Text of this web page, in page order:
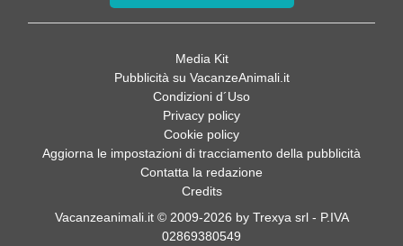
Media Kit
Pubblicità su VacanzeAnimali.it
Condizioni d´Uso
Privacy policy
Cookie policy
Aggiorna le impostazioni di tracciamento della pubblicità
Contatta la redazione
Credits
Vacanzeanimali.it © 2009-2026 by Trexya srl - P.IVA
02869380549